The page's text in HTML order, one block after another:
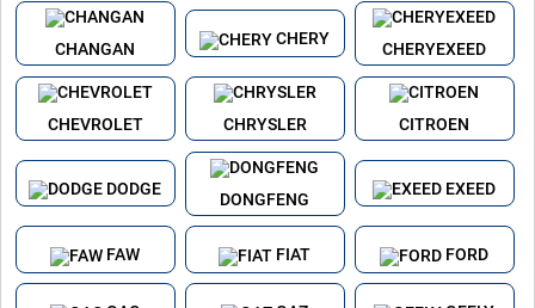
CHANGAN
CHERY
CHERYEXEED
CHEVROLET CHRYSLER CITROEN
DODGE
DONGFENG
EXEED
FAW FIAT FORD